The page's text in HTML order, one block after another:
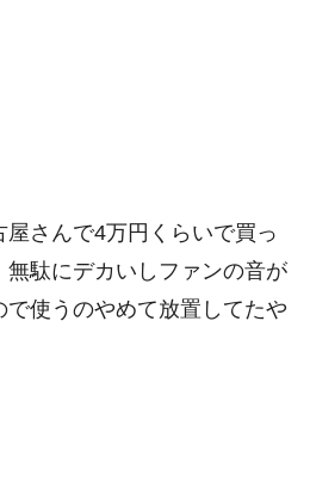
屋さんで4万円くらいで買っ
無駄にデカいしファンの音が
で使うのやめて放置してたや